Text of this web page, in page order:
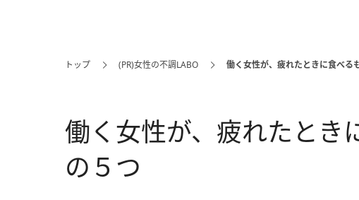
トップ (PR)女性の不調LABO 働く女性が、疲れたときに食べる
働く女性が、疲れたとき
の５つ